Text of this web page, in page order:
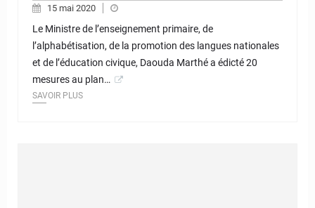
15 mai 2020
Le Ministre de l’enseignement primaire, de
l’alphabétisation, de la promotion des langues nationales
et de l’éducation civique, Daouda Marthé a édicté 20
mesures au plan…
SAVOIR PLUS